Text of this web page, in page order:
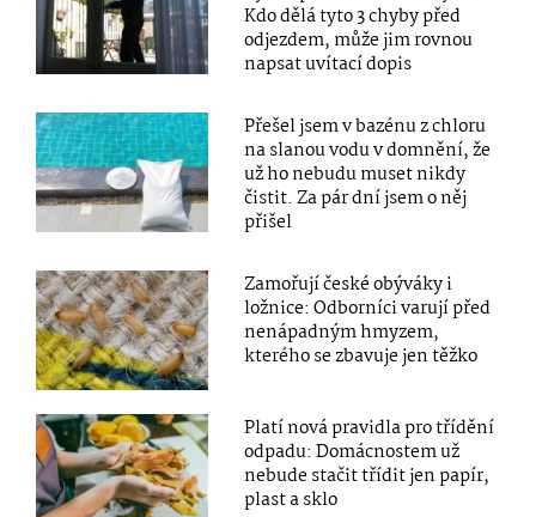
Kdo dělá tyto 3 chyby před
odjezdem, může jim rovnou
napsat uvítací dopis
Přešel jsem v bazénu z chloru
na slanou vodu v domnění, že
už ho nebudu muset nikdy
čistit. Za pár dní jsem o něj
přišel
Zamořují české obýváky i
ložnice: Odborníci varují před
nenápadným hmyzem,
kterého se zbavuje jen těžko
Platí nová pravidla pro třídění
odpadu: Domácnostem už
nebude stačit třídit jen papír,
plast a sklo